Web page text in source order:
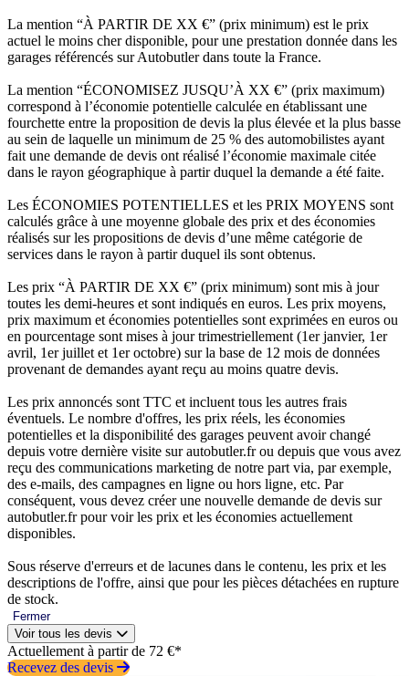
La mention “À PARTIR DE XX €” (prix minimum) est le prix
actuel le moins cher disponible, pour une prestation donnée dans les
garages référencés sur Autobutler dans toute la France.
La mention “ÉCONOMISEZ JUSQU’À XX €” (prix maximum)
correspond à l’économie potentielle calculée en établissant une
fourchette entre la proposition de devis la plus élevée et la plus basse
au sein de laquelle un minimum de 25 % des automobilistes ayant
fait une demande de devis ont réalisé l’économie maximale citée
dans le rayon géographique à partir duquel la demande a été faite.
Les ÉCONOMIES POTENTIELLES et les PRIX MOYENS sont
calculés grâce à une moyenne globale des prix et des économies
réalisés sur les propositions de devis d’une même catégorie de
services dans le rayon à partir duquel ils sont obtenus.
Les prix “À PARTIR DE XX €” (prix minimum) sont mis à jour
toutes les demi-heures et sont indiqués en euros. Les prix moyens,
prix maximum et économies potentielles sont exprimées en euros ou
en pourcentage sont mises à jour trimestriellement (1er janvier, 1er
avril, 1er juillet et 1er octobre) sur la base de 12 mois de données
provenant de demandes ayant reçu au moins quatre devis.
Les prix annoncés sont TTC et incluent tous les autres frais
éventuels. Le nombre d'offres, les prix réels, les économies
potentielles et la disponibilité des garages peuvent avoir changé
depuis votre dernière visite sur autobutler.fr ou depuis que vous avez
reçu des communications marketing de notre part via, par exemple,
des e-mails, des campagnes en ligne ou hors ligne, etc. Par
conséquent, vous devez créer une nouvelle demande de devis sur
autobutler.fr pour voir les prix et les économies actuellement
disponibles.
Sous réserve d'erreurs et de lacunes dans le contenu, les prix et les
descriptions de l'offre, ainsi que pour les pièces détachées en rupture
de stock.
Fermer
Voir tous les devis
Actuellement à partir de 72 €*
Recevez des devis